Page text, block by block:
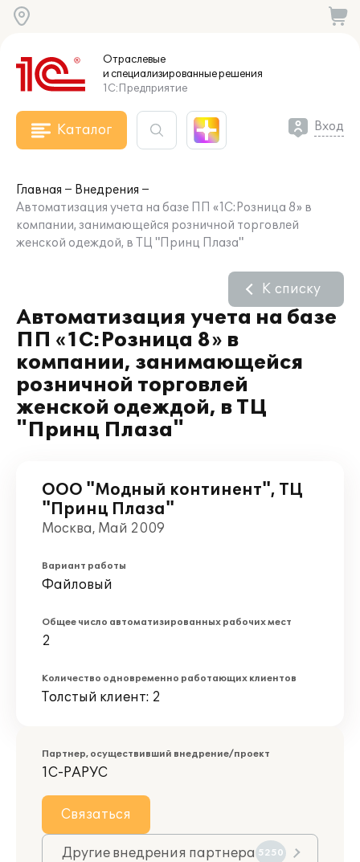
Отраслевые
и специализированныерешения
1С:Предприятие
Каталог Вход
Главная
Внедрения
Автоматизация учета на базе ПП «1С:Розница 8» в
компании, занимающейся розничной торговлей
женской одеждой, в ТЦ "Принц Плаза"
Автоматизация учета на базе
ПП «1С:Розница 8» в
компании, занимающейся
розничной торговлей
женской одеждой, в ТЦ
"Принц Плаза"
К списку
ООО "Модный континент", ТЦ
"Принц Плаза"
Москва, Май 2009
Вариант работы
Файловый
Общее число автоматизированных рабочих мест
2
Количество одновременно работающих клиентов
Толстый клиент: 2
Партнер, осуществивший внедрение/проект
1С-РАРУС
Связаться
Другие внедрения партнера 5250